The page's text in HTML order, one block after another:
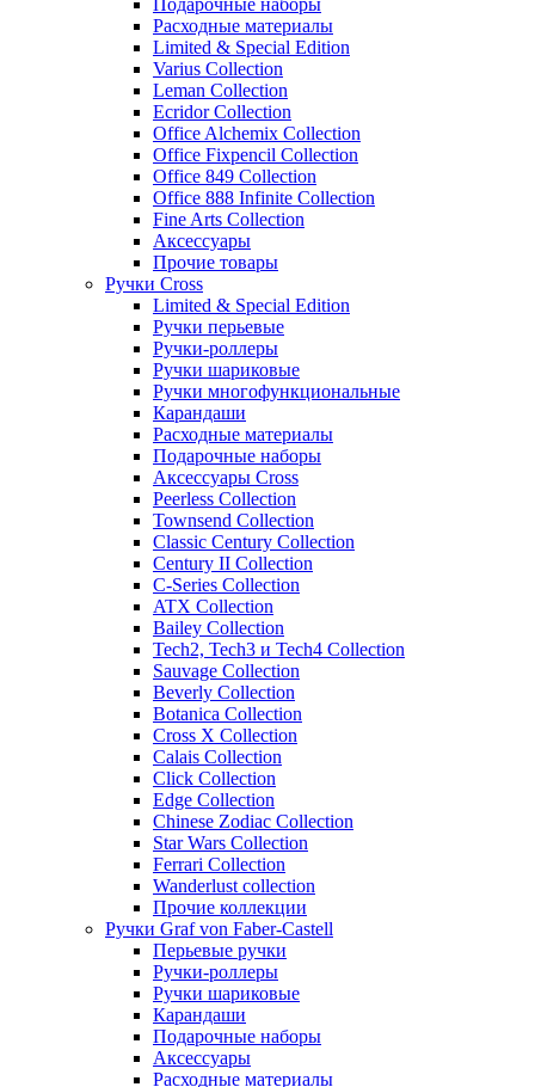
Расходные материалы
Limited & Special Edition
Varius Collection
Leman Collection
Ecridor Collection
Office Alchemix Collection
Office Fixpencil Collection
Office 849 Collection
Office 888 Infinite Collection
Fine Arts Collection
Аксессуары
Прочие товары
Ручки Cross
Limited & Special Edition
Ручки перьевые
Ручки-роллеры
Ручки шариковые
Ручки многофункциональные
Карандаши
Расходные материалы
Подарочные наборы
Аксессуары Cross
Peerless Collection
Townsend Collection
Classic Century Collection
Century II Collection
C-Series Collection
ATX Collection
Bailey Collection
Tech2, Tech3 и Tech4 Collection
Sauvage Collection
Beverly Collection
Botanica Collection
Cross X Collection
Calais Collection
Click Collection
Edge Collection
Chinese Zodiac Collection
Star Wars Collection
Ferrari Collection
Wanderlust collection
Прочие коллекции
Ручки Graf von Faber-Castell
Перьевые ручки
Ручки-роллеры
Ручки шариковые
Карандаши
Подарочные наборы
Аксессуары
Расходные материалы